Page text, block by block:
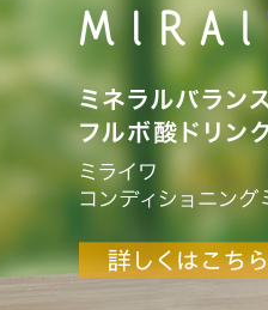
リップケアローズガルヴァーニ
マーヴェラティ
スキンケアチケット